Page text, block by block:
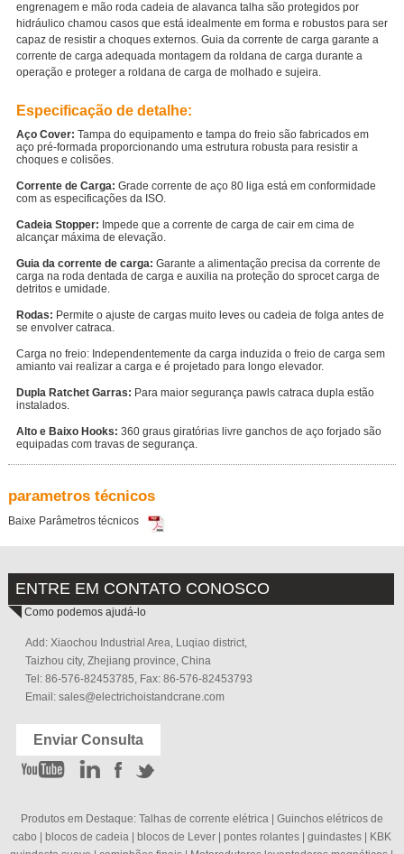
engrenagem e mão roda cadeia de alavanca talha são protegidos por
hidráulico chamou casos que está idealmente em forma e robustos para ser
capaz de resistir a choques externos. Guia da corrente de carga garante a
corrente de carga adequada montagem da roldana de carga durante a
operação e proteger a roldana de carga de molhado e sujeira.
Especificação de detalhe:
Aço Cover: Tampa do equipamento e tampa do freio são fabricados em
aço pré-formada proporcionando uma estrutura robusta para resistir a
choques e colisões.
Corrente de Carga: Grade corrente de aço 80 liga está em conformidade
com as especificações da ISO.
Cadeia Stopper: Impede que a corrente de carga de cair em cima de
alcançar máxima de elevação.
Guia da corrente de carga: Garante a alimentação precisa da corrente de
carga na roda dentada de carga e auxilia na proteção do sprocet carga de
detritos e umidade.
Rodas: Permite o ajuste de cargas muito leves ou cadeia de folga antes de
se envolver catraca.
Carga no freio:Independentemente da carga induzida o freio de carga sem
amianto vai realizar a carga e é projetado para longo elevador.
Dupla Ratchet Garras: Para maior segurança pawls catraca dupla estão
instalados.
Alto e Baixo Hooks: 360 graus giratórias livre ganchos de aço forjado são
equipadas com travas de segurança.
parametros técnicos
Baixe Parâmetros técnicos
ENTRE EM CONTATO CONOSCO
Como podemos ajudá-lo
Add: Xiaochou Industrial Area, Luqiao district,
Taizhou city, Zhejiang province, China
Tel: 86-576-82453785, Fax: 86-576-82453793
Email: sales@electrichoistandcrane.com
Enviar Consulta
Produtos em Destaque: Talhas de corrente elétrica| Guinchos elétricos de
cabo
blocos de cadeia| blocos de Lever| pontes rolantes| guindastes|
KBK